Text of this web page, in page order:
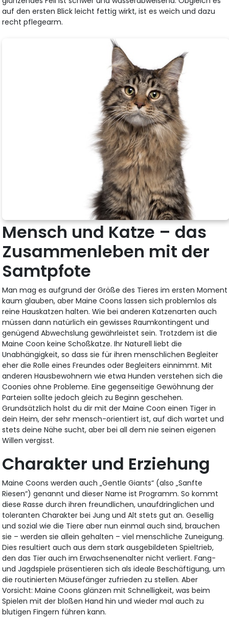
auf den ersten Blick leicht fettig wirkt, ist es weich und dazu
recht pflegearm.
Mensch und Katze – das
Zusammenleben mit der
Samtpfote
Man mag es aufgrund der Größe des Tieres im ersten Moment
kaum glauben, aber Maine Coons lassen sich problemlos als
reine Hauskatzen halten. Wie bei anderen Katzenarten auch
müssen dann natürlich ein gewisses Raumkontingent und
genügend Abwechslung gewährleistet sein. Trotzdem ist die
Maine Coon keine Schoßkatze. Ihr Naturell liebt die
Unabhängigkeit, so dass sie für ihren menschlichen Begleiter
eher die Rolle eines Freundes oder Begleiters einnimmt. Mit
anderen Hausbewohnern wie etwa Hunden verstehen sich die
Coonies ohne Probleme. Eine gegenseitige Gewöhnung der
Parteien sollte jedoch gleich zu Beginn geschehen.
Grundsätzlich holst du dir mit der Maine Coon einen Tiger in
dein Heim, der sehr mensch-orientiert ist, auf dich wartet und
stets deine Nähe sucht, aber bei all dem nie seinen eigenen
Willen vergisst.
Charakter und Erziehung
Maine Coons werden auch „Gentle Giants“ (also „Sanfte
Riesen“) genannt und dieser Name ist Programm. So kommt
diese Rasse durch ihren freundlichen, unaufdringlichen und
toleranten Charakter bei Jung und Alt stets gut an. Gesellig
und sozial wie die Tiere aber nun einmal auch sind, brauchen
sie – werden sie allein gehalten – viel menschliche Zuneigung.
Dies resultiert auch aus dem stark ausgebildeten Spieltrieb,
den das Tier auch im Erwachsenenalter nicht verliert. Fang-
und Jagdspiele präsentieren sich als ideale Beschäftigung, um
die routinierten Mäusefänger zufrieden zu stellen. Aber
Vorsicht: Maine Coons glänzen mit Schnelligkeit, was beim
Spielen mit der bloßen Hand hin und wieder mal auch zu
blutigen Fingern führen kann.